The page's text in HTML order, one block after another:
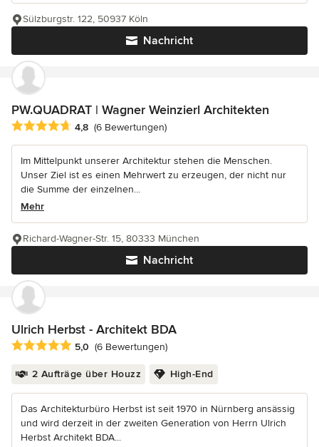
Nachricht
Sülzburgstr. 122, 50937 Köln
PW.QUADRAT | Wagner Weinzierl Architekten
Durchschnittliche Bewertung: 4.8 von 5 Sternen
4,8 (6 Bewertungen)
Im Mittelpunkt unserer Architektur stehen die Menschen.
Unser Ziel ist es einen Mehrwert zu erzeugen, der nicht nur
die Summe der einzelnen...
Mehr
Nachricht
Richard-Wagner-Str. 15, 80333 München
Ulrich Herbst - Architekt BDA
Durchschnittliche Bewertung: 5 von 5 Sternen
5,0 (6 Bewertungen)
2 Aufträge über Houzz High-End
Das Architekturbüro Herbst ist seit 1970 in Nürnberg ansässig
und wird derzeit in der zweiten Generation von Herrn Ulrich
Herbst Architekt BDA...